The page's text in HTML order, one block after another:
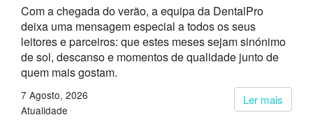
Com a chegada do verão, a equipa da DentalPro
deixa uma mensagem especial a todos os seus
leitores e parceiros: que estes meses sejam sinónimo
de sol, descanso e momentos de qualidade junto de
quem mais gostam.
Ler mais
7 Agosto, 2026
Atualidade